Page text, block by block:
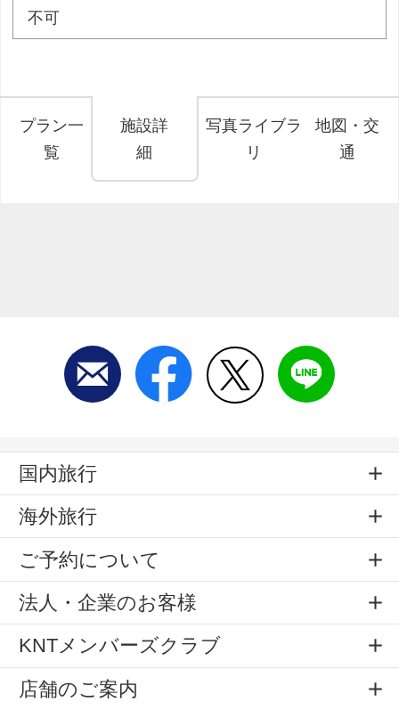
不可
プラン一
覧
施設詳
細
写真ライブラ
リ
地図・交
通
国内旅行
海外旅行
ご予約について
法人・企業のお客様
KNTメンバーズクラブ
店舗のご案内